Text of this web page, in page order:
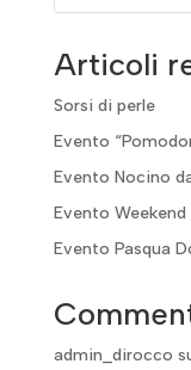
Articoli
Sorsi di perle
Evento
Evento Nocino
Evento Weekend
Evento Pasqua
admin_dirocco